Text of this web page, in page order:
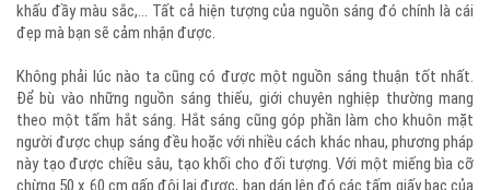
khấu đầy màu sắc,… Tất cả hiện tượng của nguồn sáng đó chính là cái
đẹp mà bạn sẽ cảm nhận được.
Không phải lúc nào ta cũng có được một nguồn sáng thuận tốt nhất.
Để bù vào những nguồn sáng thiếu, giới chuyên nghiệp thường mang
theo một tấm hắt sáng. Hắt sáng cũng góp phần làm cho khuôn mặt
người được chụp sáng đều hoặc với nhiều cách khác nhau, phương pháp
này tạo được chiều sâu, tạo khối cho đối tượng. Với một miếng bìa cỡ
chừng 50 x 60 cm gấp đôi lại được, bạn dán lên đó các tấm giấy bạc của